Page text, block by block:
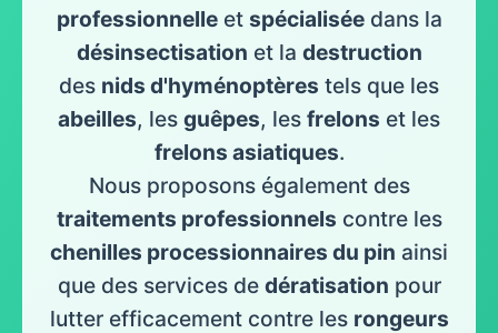
professionnelle et spécialisée dans la
désinsectisation et la destruction
des nids d'hyménoptères tels que les
abeilles, les guêpes, les frelons et les
frelons asiatiques.
Nous proposons également des
traitements professionnels contre les
chenilles processionnaires du pin ainsi
que des services de dératisation pour
lutter efficacement contre les rongeurs